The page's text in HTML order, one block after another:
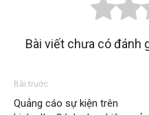
Bài viết chưa có đánh
Bài trước
Quảng cáo sự kiện trên